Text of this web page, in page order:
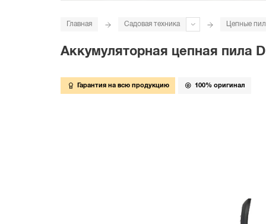
Главная Садовая техника Цепные
Аккумуляторная цепная пила
Гарантия на всю продукцию 100% оригинал